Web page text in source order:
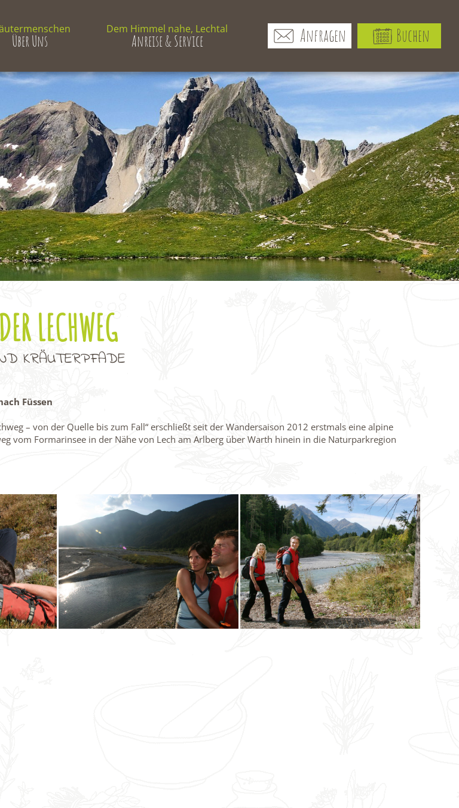
Über Uns
Dem Himmel nahe, Lechtal
Anreise & Service Anfragen Buchen
DER LECHWEG
KRÄUTERPFADE
Füssen
– von der Quelle bis zum Fall“ erschließt seit der Wandersaison 2012 erstmals eine alpine
vom Formarinsee in der Nähe von Lech am Arlberg über Warth hinein in die Naturparkregion